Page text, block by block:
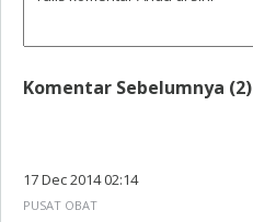
Komentar Sebelumnya (2)
17 Dec 2014 02:14
PUSAT OBAT